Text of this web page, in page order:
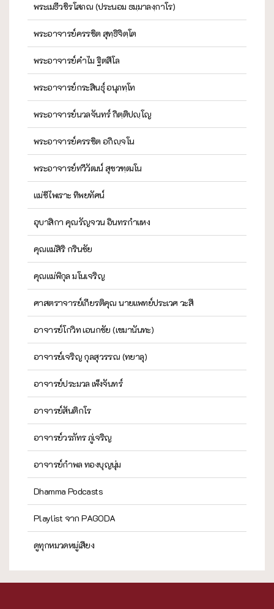
พระเมธีวชิรโสภณ (ประนอม ธมฺมาลงฺกาโร)
พระอาจารย์ครรชิต สุทฺธิจิตฺโต
พระอาจารย์คำไม ฐิตสีโล
พระอาจารย์กระสินธุ์ อนุภทฺโท
พระอาจารย์นวลจันทร์ กิตฺติปญฺโญ
พระอาจารย์ครรชิต อกิญฺจโน
พระอาจารย์ทวีวัฒน์ สุขวฑฺฒโน
แม่ชีไพเราะ ทิพยทัศน์
อุบาสิกา คุณรัญจวน อินทรกำแหง
คุณแม่สิริ กรินชัย
คุณแม่พิกุล มโนเจริญ
ศาสตราจารย์เกียรติคุณ นายแพทย์ประเวศ วะสี
อาจารย์โกวิท เอนกชัย (เขมานันทะ)
อาจารย์เจริญ กุลสุวรรณ (ทยาลุ)
อาจารย์ประมวล เพ็งจันทร์
อาจารย์สันติกโร
อาจารย์วรภัทร ภู่เจริญ
อาจารย์กำพล ทองบุญนุ่ม
Dhamma Podcasts
Playlist จาก PAGODA
ดูทุกหมวดหมู่เสียง